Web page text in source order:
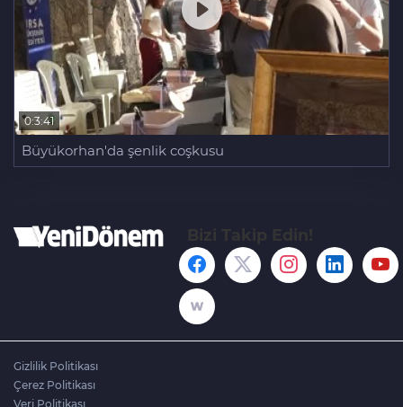
0:3:41
Büyükorhan'da şenlik coşkusu
Gizlilik Politikası
Çerez Politikası
Veri Politikası